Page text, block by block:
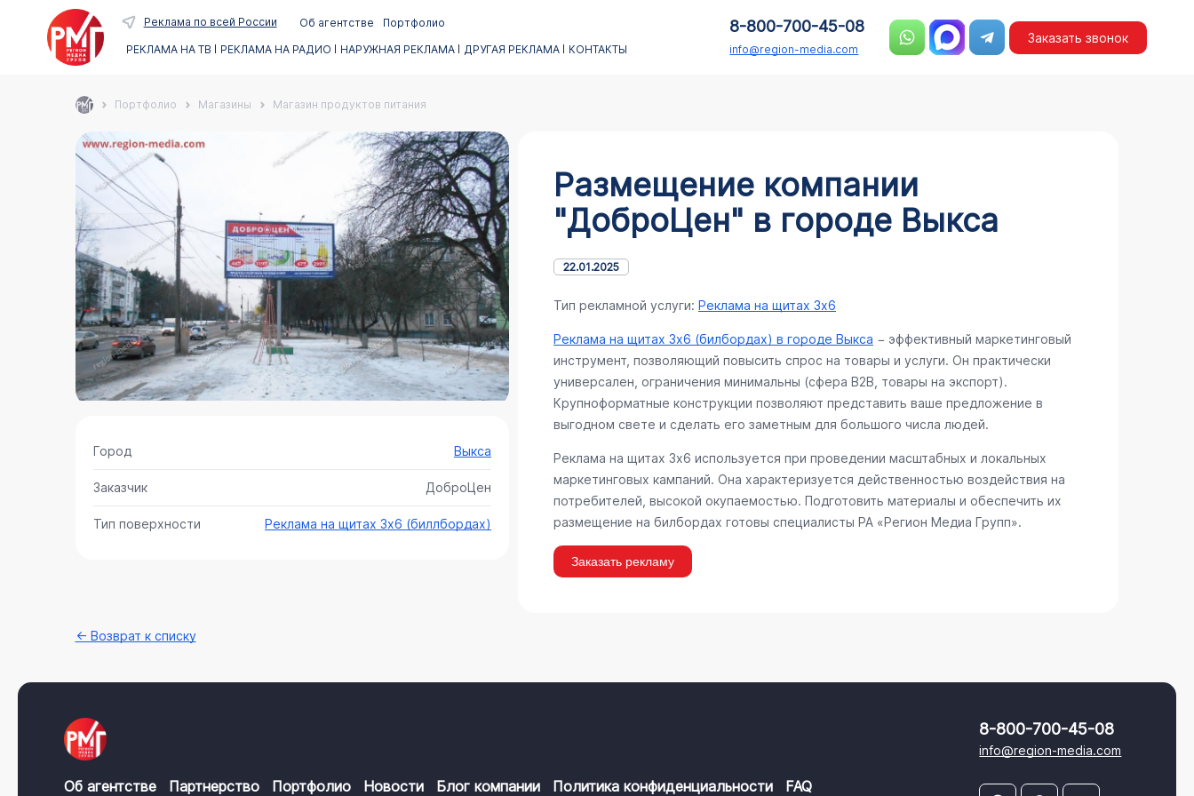
Реклама по всей России Об агентстве
Портфолио
РЕКЛАМА НА ТВ
РЕКЛАМА НА РАДИО НАРУЖНАЯ РЕКЛАМА ДРУГАЯ РЕКЛАМА КОНТАКТЫ
8-800-700-45-08
info@region-media.com
Заказать звонок
Портфолио Магазины Магазин продуктов питания
Город Выкса
Заказчик ДоброЦен
Тип поверхности Реклама на щитах 3х6 (биллбордах)
Размещение компании
"ДоброЦен" в городе Выкса
22.01.2025
Тип рекламной услуги: Реклама на щитах 3х6
Реклама на щитах 3х6 (билбордах) в городе Выкса − эффективный маркетинговый
инструмент, позволяющий повысить спрос на товары и услуги. Он практически
универсален, ограничения минимальны (сфера В2В, товары на экспорт).
Крупноформатные конструкции позволяют представить ваше предложение в
выгодном свете и сделать его заметным для большого числа людей.
Реклама на щитах 3х6 используется при проведении масштабных и локальных
маркетинговых кампаний. Она характеризуется действенностью воздействия на
потребителей, высокой окупаемостью. Подготовить материалы и обеспечить их
размещение на билбордах готовы специалисты РА «Регион Медиа Групп».
Заказать рекламу
← Возврат к списку
8-800-700-45-08
info@region-media.com
Об агентстве Партнерство Портфолио Новости Блог компании Политика конфиденциальности FAQ